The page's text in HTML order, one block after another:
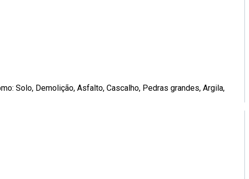
Solo, Demolição, Asfalto, Cascalho, Pedras grandes, Argila,